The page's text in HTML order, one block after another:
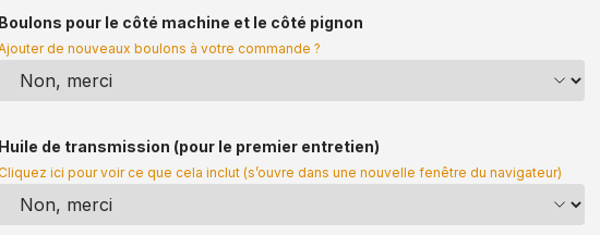
Boulons pour le côté machine et le côté pignon
de nouveaux boulons à votre commande ?
Huile de transmission (pour le premier entretien)
ici pour voir ce que cela inclut (s’ouvre dans une nouvelle fenêtre du navigateur)